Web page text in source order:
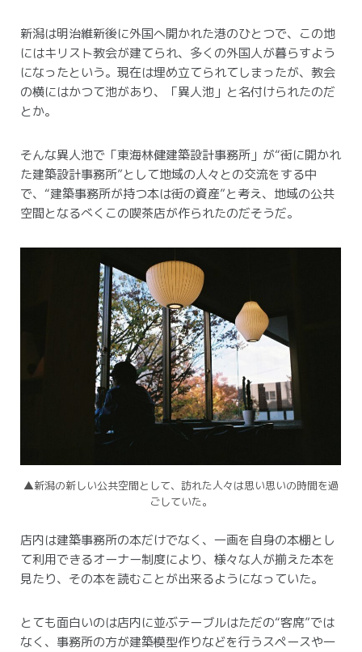
新潟は明治維新後に外国へ開かれた港のひとつで、この地
にはキリスト教会が建てられ、多くの外国人が暮らすよう
になったという。現在は埋め立てられてしまったが、教会
の横にはかつて池があり、「異人池」と名付けられたのだ
とか。
そんな異人池で「東海林健建築設計事務所」が“街に開かれ
た建築設計事務所”として地域の人々との交流をする中
で、“建築事務所が持つ本は街の資産”と考え、地域の公共
空間となるべくこの喫茶店が作られたのだそうだ。
▲新潟の新しい公共空間として、訪れた人々は思い思いの時間を過
ごしていた。
店内は建築事務所の本だけでなく、一画を自身の本棚とし
て利用できるオーナー制度により、様々な人が揃えた本を
見たり、その本を読むことが出来るようになっていた。
とても面白いのは店内に並ぶテーブルはただの“客席”では
なく、事務所の方が建築模型作りなどを行うスペースや一